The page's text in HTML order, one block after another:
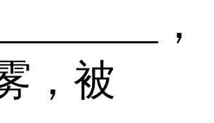
，
，被